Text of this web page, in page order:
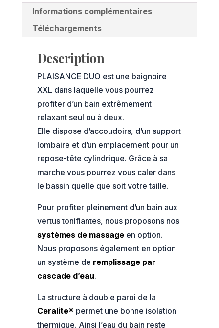
Informations complémentaires
Téléchargements
Description
PLAISANCE DUO est une baignoire
XXL dans laquelle vous pourrez
profiter d’un bain extrêmement
relaxant seul ou à deux.
Elle dispose d’accoudoirs, d’un support
lombaire et d’un emplacement pour un
repose-tête cylindrique. Grâce à sa
marche vous pourrez vous caler dans
le bassin quelle que soit votre taille.
Pour profiter pleinement d’un bain aux
vertus tonifiantes, nous proposons nos
systèmes de massageen option.
Nous proposons également en option
un système de remplissage par
cascade d’eau.
La structure à double paroi de la
Ceralite® permet une bonne isolation
thermique. Ainsi l’eau du bain reste